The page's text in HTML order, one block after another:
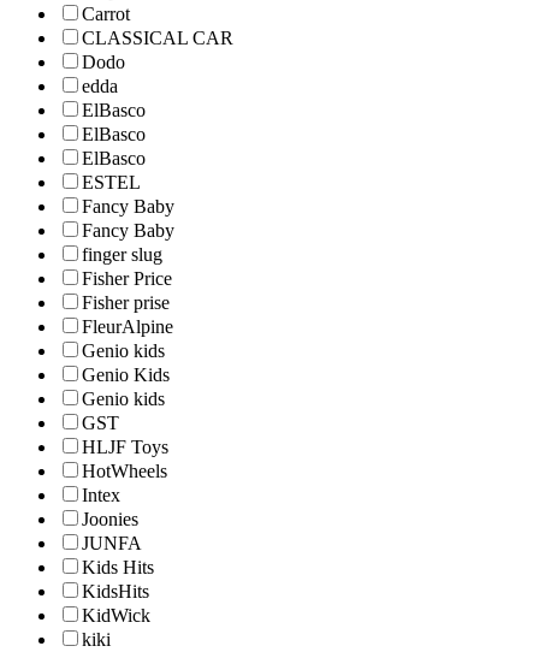
Carrot
CLASSICAL CAR
Dodo
edda
ElBasco
ElBasco
ElBasco
ESTEL
Fancy Baby
Fancy Baby
finger slug
Fisher Price
Fisher prise
FleurAlpine
Genio kids
Genio Kids
Genio kids
GST
HLJF Toys
HotWheels
Intex
Joonies
JUNFA
Kids Hits
KidsHits
KidWick
kiki